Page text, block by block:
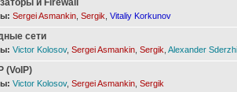
и Firewall
Sergei Asmankin Sergik Vitaliy Korkunov
сети
Victor Kolosov, Sergei Asmankin Sergik Alexander
(VoIP)
Victor Kolosov, Sergei Asmankin Sergik